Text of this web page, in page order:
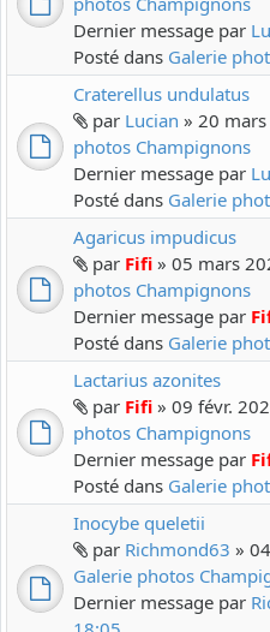
Dernier message par
Posté dans Galerie
Craterellus undulatus
par Lucian » 20
photos Champignons
Dernier message par
Posté dans Galerie
Agaricus impudicus
par Fifi » 05 mars
photos Champignons
Dernier message par
Posté dans Galerie
Lactarius azonites
par Fifi » 09 févr.
photos Champignons
Dernier message par
Posté dans Galerie
Inocybe queletii
par Richmond63 »
Galerie photos
Dernier message par